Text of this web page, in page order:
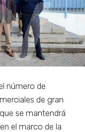
número de
de gran
se mantendrá
el marco de la